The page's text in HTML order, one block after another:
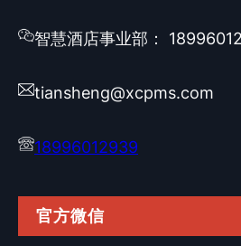
智慧酒店事业部：
tiansheng@xcpms.com
18996012939
官方微信